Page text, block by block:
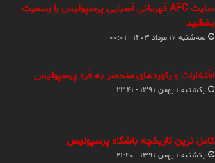
سایت AFC قهرمانی آسیایی پرسپولیس را رسمیت
بخشید
سه‌شنبه ۱۶ مرداد ۱۴۰۳ - ۰۰:۰۱
افتخارات و رکوردهای منحصر به فرد پرسپولیس
یکشنبه ۱ بهمن ۱۳۹۱ - ۲۲:۴۱
کامل ترین تاریخچه باشگاه پرسپولیس
یکشنبه ۱ بهمن ۱۳۹۱ - ۲۱:۴۰